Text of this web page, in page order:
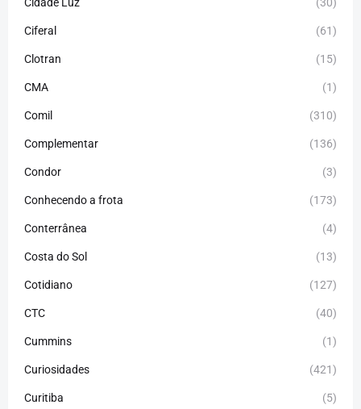
Cidade Luz (30)
Ciferal (61)
Clotran (15)
CMA (1)
Comil (310)
Complementar (136)
Condor (3)
Conhecendo a frota (173)
Conterrânea (4)
Costa do Sol (13)
Cotidiano (127)
CTC (40)
Cummins (1)
Curiosidades (421)
Curitiba (5)